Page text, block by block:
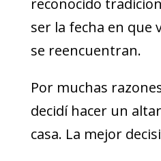
reconocido
ser la fecha en que
se reencuentran.
Por muchas
decidí hacer un
casa. La mejor